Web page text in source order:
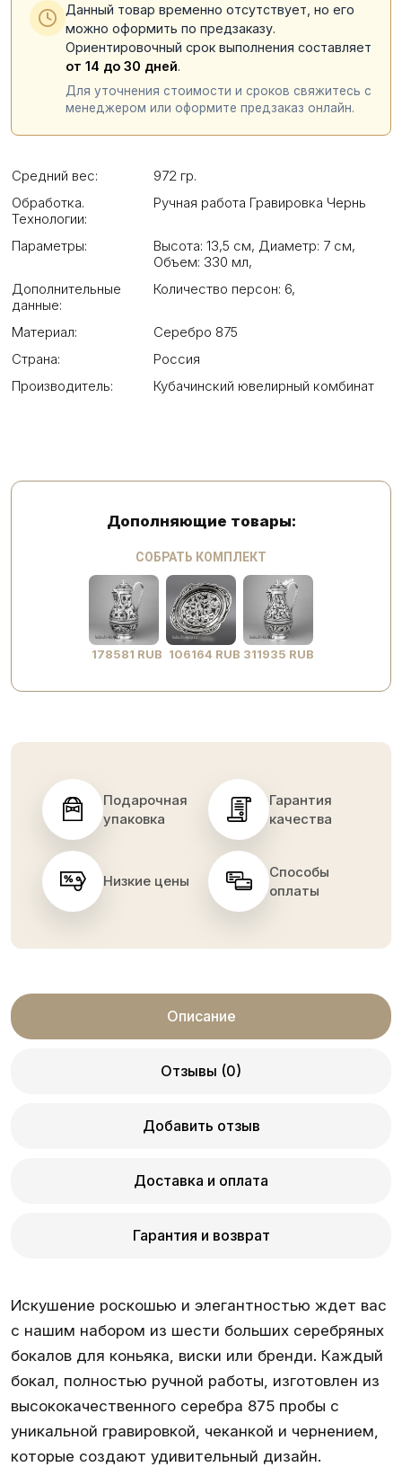
Данный товар временно отсутствует, но его
можно оформить по предзаказу.
Ориентировочный срок выполнения составляет
от 14 до 30 дней.
Для уточнения стоимости и сроков свяжитесь с
менеджером или оформите предзаказ онлайн.
Средний вес:
972 гр.
Обработка.
Технологии:
Ручная работа Гравировка Чернь
Параметры: Высота: 13,5 см, Диаметр: 7 см,
Объем: 330 мл,
Дополнительные
данные:
Количество персон: 6,
Материал:
Серебро 875
Страна:
Россия
Производитель:
Кубачинский ювелирный комбинат
Дополняющие товары:
СОБРАТЬ КОМПЛЕКТ
178581 RUB 106164 RUB 311935 RUB
Подарочная
упаковка
Гарантия
качества
Низкие цены
Способы
оплаты
Описание
Отзывы (0)
Добавить отзыв
Доставка и оплата
Гарантия и возврат
Искушение роскошью и элегантностью ждет вас
с нашим набором из шести больших серебряных
бокалов для коньяка, виски или бренди. Каждый
бокал, полностью ручной работы, изготовлен из
высококачественного серебра 875 пробы с
уникальной гравировкой, чеканкой и чернением,
которые создают удивительный дизайн.